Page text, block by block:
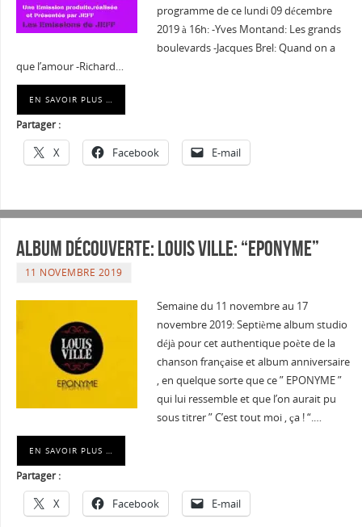
programme de ce lundi 09 décembre
2019 à 16h: -Yves Montand: Les grands
boulevards -Jacques Brel: Quand on a
que l’amour -Richard…
EN SAVOIR PLUS …
Partager :
X Facebook E-mail
Album Découverte: LOUIS VILLE: “EPONYME”
11 NOVEMBRE 2019
Semaine du 11 novembre au 17
novembre 2019: Septième album studio
déjà pour cet authentique poète de la
chanson française et album anniversaire
, en quelque sorte que ce ” EPONYME ”
qui lui ressemble et que l’on aurait pu
sous titrer ” C’est tout moi , ça ! “.…
EN SAVOIR PLUS …
Partager :
X Facebook E-mail